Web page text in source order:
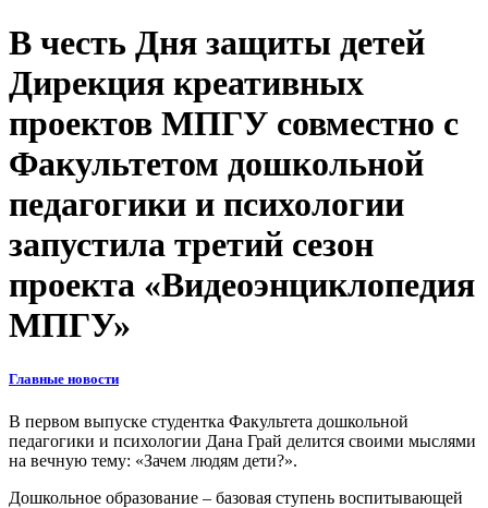
В честь Дня защиты детей
Дирекция креативных
проектов МПГУ совместно с
Факультетом дошкольной
педагогики и психологии
запустила третий сезон
проекта «Видеоэнциклопедия
МПГУ»
Главные новости
В первом выпуске студентка Факультета дошкольной
педагогики и психологии Дана Грай делится своими мыслями
на вечную тему: «Зачем людям дети?».
Дошкольное образование – базовая ступень воспитывающей